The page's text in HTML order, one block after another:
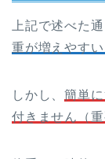
上記で述べた
重が増えやす
しかし、簡単
付きません（重